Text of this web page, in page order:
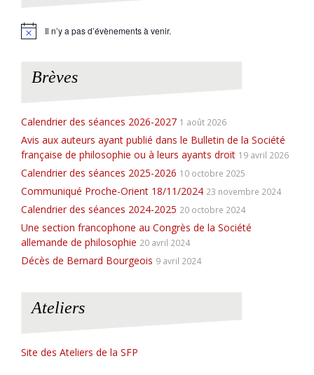
N
Il n’y a pas d’évènements à venir.
Brèves
Calendrier des séances 2026-2027 1 août 2026
Avis aux auteurs ayant publié dans le Bulletin de la Société
française de philosophie ou à leurs ayants droit 19 avril 2026
Calendrier des séances 2025-2026 10 octobre 2025
Communiqué Proche-Orient 18/11/2024 23 novembre 2024
Calendrier des séances 2024-2025 20 octobre 2024
Une section francophone au Congrès de la Société
allemande de philosophie 20 avril 2024
Décès de Bernard Bourgeois 9 avril 2024
Ateliers
Site des Ateliers de la SFP